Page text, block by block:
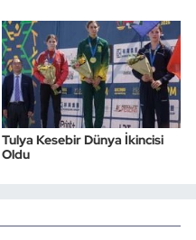
Tulya Kesebir Dünya İkincisi
Oldu